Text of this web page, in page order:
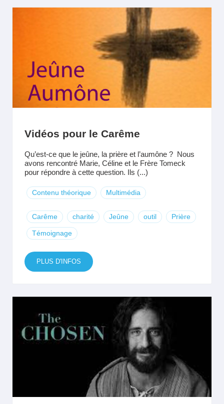
Vidéos pour le Carême
Qu’est-ce que le jeûne, la prière et l’aumône ? Nous
avons rencontré Marie, Céline et le Frère Tomeck
pour répondre à cette question. Ils (...)
Contenu théorique Multimédia
Carême charité Jeûne outil Prière
Témoignage
PLUS D'INFOS